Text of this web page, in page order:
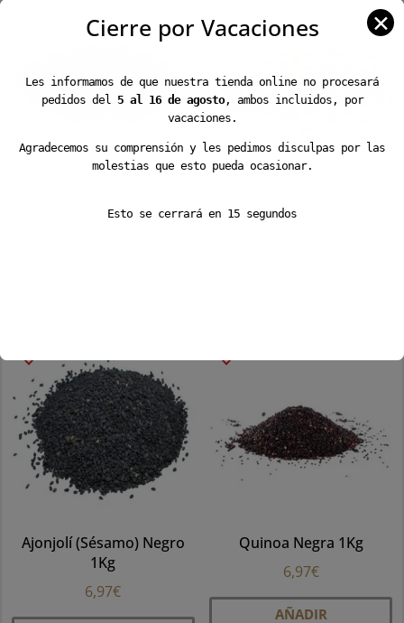
6,97€
1Kg
Ajonjolí (Sésamo) Negro
1Kg
6,97€
Quinoa Negra 1Kg
6,97€
AÑADIR
Cierre por Vacaciones ✕
Les informamos de que nuestra tienda online no procesará
pedidos del 5 al 16 de agosto, ambos incluidos, por
vacaciones.
Agradecemos su comprensión y les pedimos disculpas por las
molestias que esto pueda ocasionar.
Esto se cerrará en 15 segundos